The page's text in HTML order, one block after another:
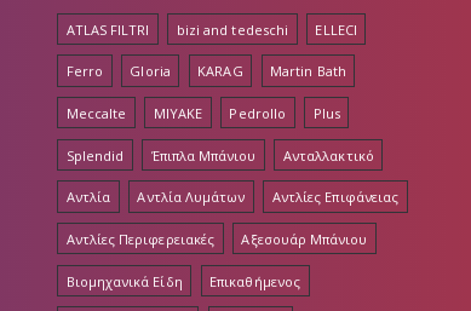
ATLAS FILTRI bizi and tedeschi ELLECI
Ferro Gloria KARAG Martin Bath
Meccalte MIYAKE Pedrollo Plus
Splendid Έπιπλα Μπάνιου Ανταλλακτικό
Αντλία Αντλία Λυμάτων Αντλίες Επιφάνειας
Αντλίες Περιφερειακές Αξεσουάρ Μπάνιου
Βιομηχανικά Είδη Επικαθήμενος